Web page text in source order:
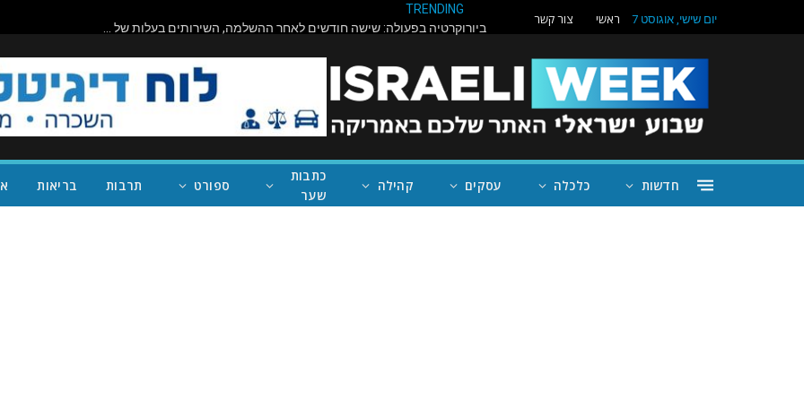
יום שישי, אוגוסט 7 ראשי צור קשר
TRENDING
ביורוקרטיה בפעולה: שישה חודשים לאחר ההשלמה, השירותים בעלות של מיליון דולר בראניון קניון – במחוז של נית'יה ראמן – עדיין סגורים
חדשות כלכלה עסקים קהילה
כתבות
שער
ספורט תרבות בריאות